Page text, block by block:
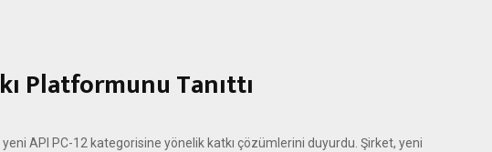
Platformunu Tanıttı
API PC-12 kategorisine yönelik katkı çözümlerini duyurdu. Şirket, yeni